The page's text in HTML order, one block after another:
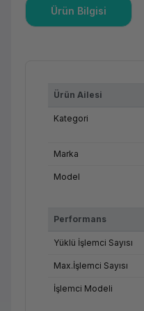
Ürün Bilgisi
Ürün Ailesi
Kategori
Marka
Model
Performans
Yüklü İşlemci Sayısı
Max.İşlemci Sayısı
İşlemci Modeli